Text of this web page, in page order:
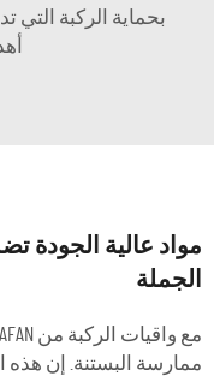
بحماية الركبة
مواد عالية الجودة
الجملة
ممارسة البستنة. إن هذه